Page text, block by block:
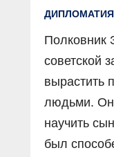
Полковник
советской
вырастить
людьми. Он
научить
был